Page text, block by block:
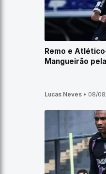
Remo e
Mangueirão
Lucas Neves • 08/